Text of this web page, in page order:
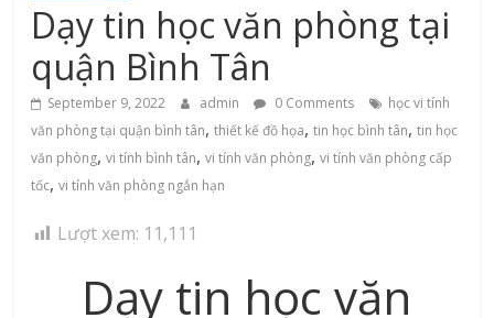
Dạy tin học văn phòng tại
quận Bình Tân
September 9, 2022 admin 0 Comments
học vi tính
văn phòng tại quận bình tân,thiết kế đồ họa,tin học bình tân,tin học
văn phòng,vi tính bình tân,vi tính văn phòng,vi tính văn phòng cấp
tốc,vi tính văn phòng ngắn hạn
Lượt xem: 11,111
Dạy tin học văn